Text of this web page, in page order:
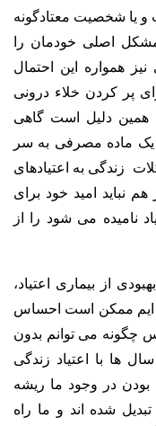
یا شخصیت معتادگونه
اصلی خودمان را
همواره این احتمال
پر کردن خلاء درونی
همین دلیل است گاهی
یک ماده مصرفی به سر
زندگی به اعتیادهای
نباید امید خود برای
نامیده می شود را از
از بیماری اعتیاد،
ایم ممکن است احساس
چگونه می توانم بدون
ها با اعتیاد زندگی
در وجود ما ریشه
شده اند و ما راه